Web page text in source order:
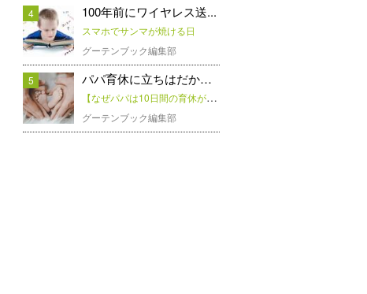
4 100年前にワイヤレス送...
スマホでサンマが焼ける日
グーテンブック編集部
5 パパ育休に立ちはだかる理...
【なぜパパは10日間の育休が取れないのか？】取得者のリアルSTORYから男性育休を考える
グーテンブック編集部